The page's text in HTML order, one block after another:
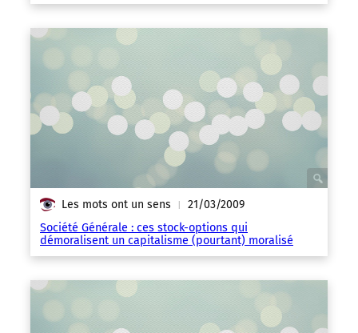
Les mots ont un sens | 21/03/2009
Société Générale : ces stock-options qui
démoralisent un capitalisme (pourtant) moralisé